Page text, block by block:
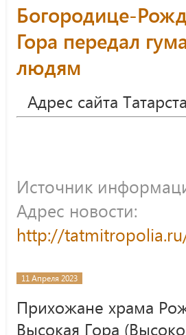
Богородице-
Гора передал
людям
Адрес сайта
Источник
Адрес новости:
http://
11 Апреля 2023
Прихожане храма
Высокая Гора